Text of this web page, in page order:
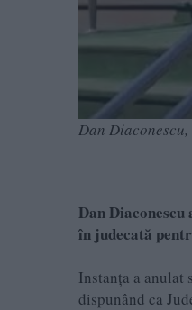
Dan
Dan
în judecată
Instanța a anulat
dispunând ca